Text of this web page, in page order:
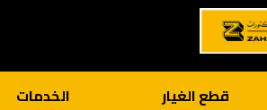
قطع الغيار الخدمات